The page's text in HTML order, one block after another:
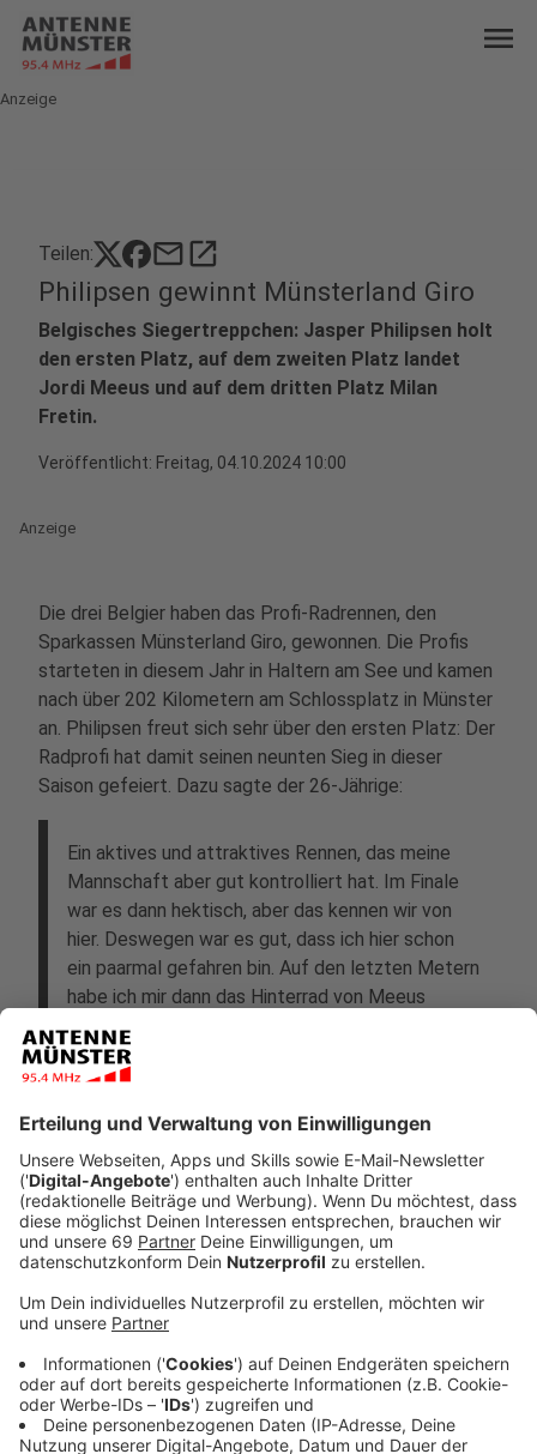
menu
Anzeige
Teilen: mailopen_in_new
Philipsen gewinnt Münsterland Giro
Belgisches Siegertreppchen: Jasper Philipsen holt
den ersten Platz, auf dem zweiten Platz landet
Jordi Meeus und auf dem dritten Platz Milan
Fretin.
Veröffentlicht: Freitag, 04.10.2024 10:00
Anzeige
Die drei Belgier haben das Profi-Radrennen, den
Sparkassen Münsterland Giro, gewonnen. Die Profis
starteten in diesem Jahr in Haltern am See und kamen
nach über 202 Kilometern am Schlossplatz in Münster
an. Philipsen freut sich sehr über den ersten Platz: Der
Radprofi hat damit seinen neunten Sieg in dieser
Saison gefeiert. Dazu sagte der 26-Jährige:
Ein aktives und attraktives Rennen, das meine
Mannschaft aber gut kontrolliert hat. Im Finale
war es dann hektisch, aber das kennen wir von
hier. Deswegen war es gut, dass ich hier schon
ein paarmal gefahren bin. Auf den letzten Metern
habe ich mir dann das Hinterrad von Meeus
gesucht, nachdem Bora ein starkes Leadout
gefahren war. Ich bin froh, dass ich mir hier zum
Saisonende noch einen Sieg holen konnte.
Maximilian Walscheid wurde als bester Deutscher
Fünfter.
Anzeige
LeezenCup: So viele Anmeldungen wie noch
Anzeige